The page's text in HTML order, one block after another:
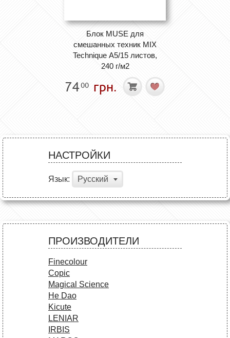
Блок MUSE для
смешанных техник MIX
Technique А5/15 листов,
240 г/м2
7400 грн.
НАСТРОЙКИ
Язык: Русский
ПРОИЗВОДИТЕЛИ
Finecolour
Copic
Magical Science
He Dao
Kicute
LENIAR
IRBIS